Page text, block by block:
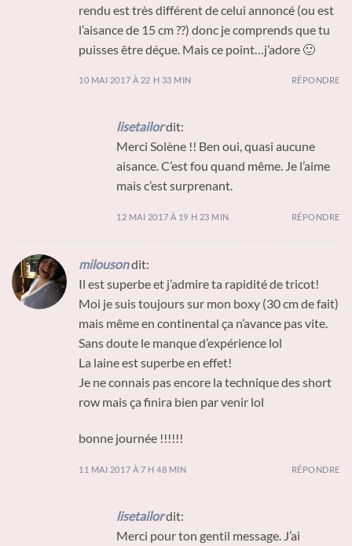
rendu est très différent de celui annoncé (ou est
l’aisance de 15 cm ??) donc je comprends que tu
puisses être déçue. Mais ce point…j’adore 🙂
10 MAI 2017 À 22 H 33 MIN RÉPONDRE
lisetailordit:
Merci Solène !! Ben oui, quasi aucune
aisance. C’est fou quand même. Je l’aime
mais c’est surprenant.
12 MAI 2017 À 19 H 23 MIN RÉPONDRE
milousondit:
Il est superbe et j’admire ta rapidité de tricot!
Moi je suis toujours sur mon boxy (30 cm de fait)
mais même en continental ça n’avance pas vite.
Sans doute le manque d’expérience lol
La laine est superbe en effet!
Je ne connais pas encore la technique des short
row mais ça finira bien par venir lol
bonne journée !!!!!!
11 MAI 2017 À 7 H 48 MIN RÉPONDRE
lisetailordit:
Merci pour ton gentil message. J’ai